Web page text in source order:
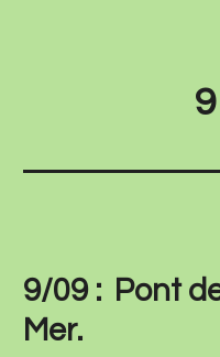
9/09 : Pont
Mer.